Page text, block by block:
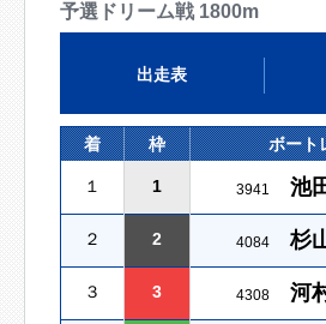
予選ドリーム戦 1800m
出走表
着 枠 ボート
１ 1 3941 池
２ 2 4084 杉
３ 3 4308